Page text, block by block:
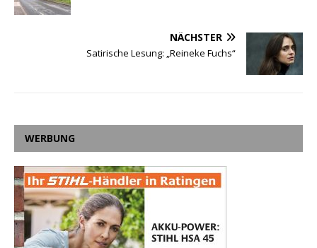
NÄCHSTER
Satirische Lesung: „Reineke Fuchs“
WERBUNG